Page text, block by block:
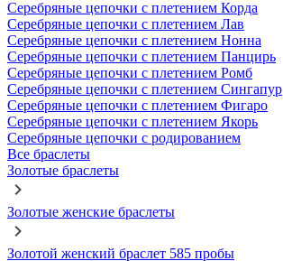
Серебряные цепочки с плетением Корда
Серебряные цепочки с плетением Лав
Серебряные цепочки с плетением Нонна
Серебряные цепочки с плетением Панцирь
Серебряные цепочки с плетением Ромб
Серебряные цепочки с плетением Сингапур
Серебряные цепочки с плетением Фигаро
Серебряные цепочки с плетением Якорь
Серебряные цепочки с родированием
Все браслеты
Золотые браслеты
Золотые женские браслеты
Золотой женский браслет 585 пробы